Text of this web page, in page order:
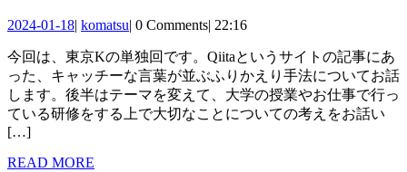
シ
ョ
ン
回
死
ん
だ
魚
2024-01-182024-
18
| komatsukomatsu
| 0 Comments| 22:16
今回は、東京Kの単独回です。Qiitaというサイトの記事にあ
った、キャッチーな言葉が並ぶふりかえり手法についてお話
します。後半はテーマを変えて、大学の授業やお仕事で行っ
ている研修をする上で大切なことについての考えをお話い
[…]
READ MORE